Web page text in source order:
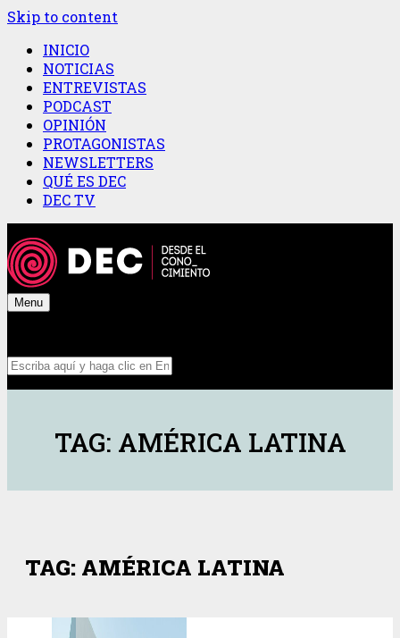
Skip to content
INICIO
NOTICIAS
ENTREVISTAS
PODCAST
OPINIÓN
PROTAGONISTAS
NEWSLETTERS
QUÉ ES DEC
DEC TV
Menu
TAG: AMÉRICA LATINA
TAG: AMÉRICA LATINA